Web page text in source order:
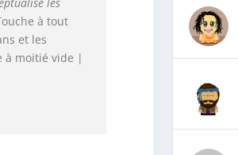
à tout
et les
à moitié vide |